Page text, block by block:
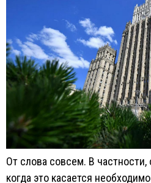
От слова совсем. В частности,
когда это касается